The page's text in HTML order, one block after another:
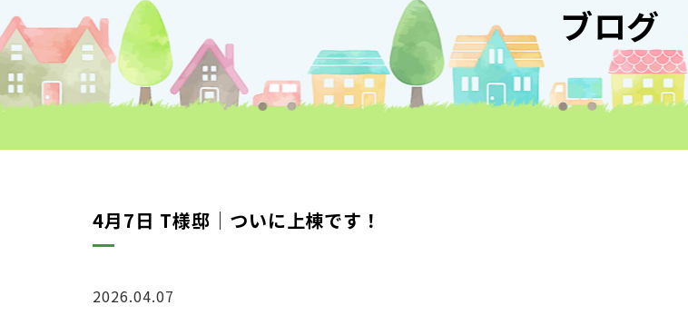
ブログ
4月7日 T様邸│ついに上棟です！
2026.04.07